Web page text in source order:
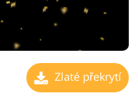
Zlaté překrytí